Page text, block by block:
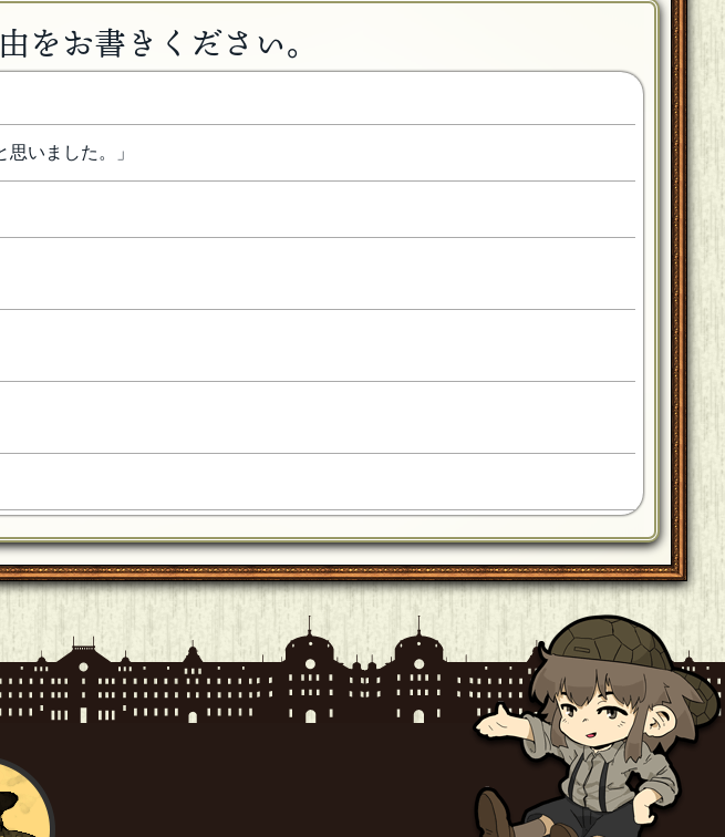
をお書きください。
いました。 」
があります。設定にノイズとなる要素が無いのも個人的には好印象です。」
いると感じました。